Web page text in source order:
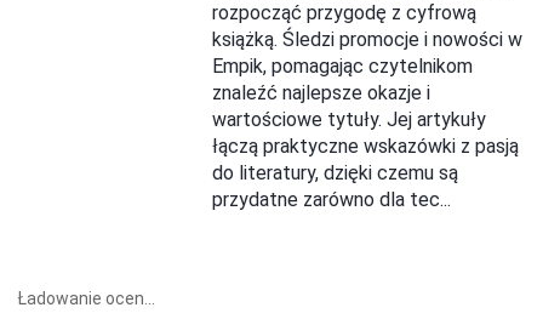
rozpocząć przygodę z cyfrową
książką. Śledzi promocje i nowości w
Empik, pomagając czytelnikom
znaleźć najlepsze okazje i
wartościowe tytuły. Jej artykuły
łączą praktyczne wskazówki z pasją
do literatury, dzięki czemu są
przydatne zarówno dla tec...
Ładowanie ocen...